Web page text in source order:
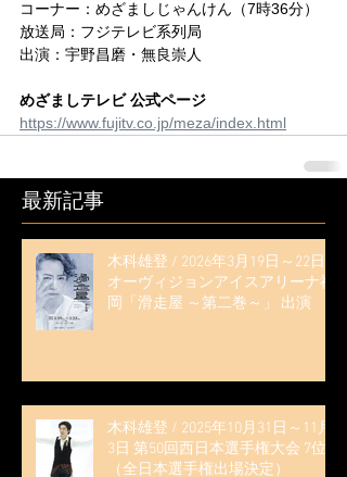
コーナー：めざましじゃんけん（7時36分）
放送局：フジテレビ系列局
出演：宇野昌磨・無良崇人
めざましテレビ 公式ページ
https://www.fujitv.co.jp/meza/index.html
最新記事
木科雄登 / 2026年3月19日～22日
オーヴィジョンアイスアリーナ福
岡「滑走屋 ～第二巻～」 出演
木科雄登 / 2025年10月31日～11月
3日 第50回西日本選手権大会 7位
（全日本選手権出場決定）